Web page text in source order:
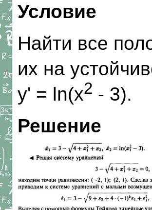
Условие
Найти все
их на
y' = ln(x2 - 3).
Решение